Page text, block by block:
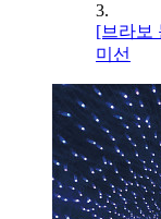
3.
[브라보
미선